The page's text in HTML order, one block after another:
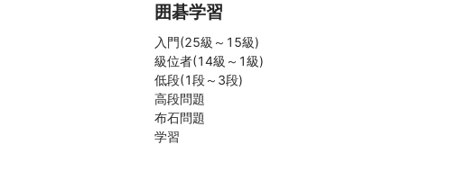
囲碁学習
入門(25級～15級)
級位者(14級～1級)
低段(1段～3段)
高段問題
布石問題
学習